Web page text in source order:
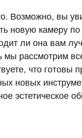
Возможно, вы
новую камеру
ли она вам
мы рассмотрим
что готовы
новых
эстетическое